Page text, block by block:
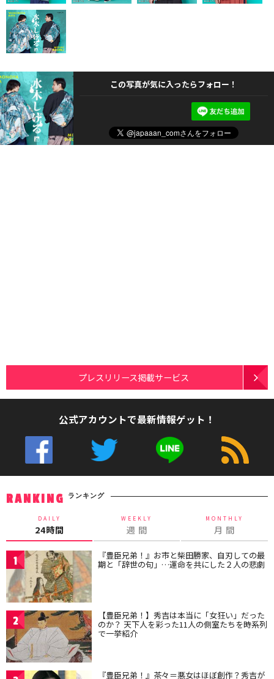
この写真が気に入ったらフォロー！
プレスリリース掲載サービス
公式アカウントで最新情報ゲット！
RANKING ランキング
DAILY
24時間
WEEKLY
週 間
MONTHLY
月 間
1 『豊臣兄弟！』お市と柴田勝家、自刃しての最
期と「辞世の句」…運命を共にした２人の悲劇
2 【豊臣兄弟！】秀吉は本当に「女狂い」だった
のか？ 天下人を彩った11人の側室たちを時系列
で一挙紹介
『豊臣兄弟！』茶々＝悪女はほぼ創作？秀吉が